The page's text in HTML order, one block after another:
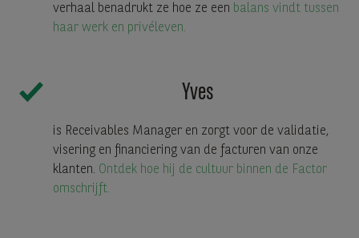
verhaal benadrukt ze hoe ze een balans vindt tussen
haar werk en privéleven.
Yves
is Receivables Manager en zorgt voor de validatie,
visering en financiering van de facturen van onze
klanten. Ontdek hoe hij de cultuur binnen de Factor
omschrijft.